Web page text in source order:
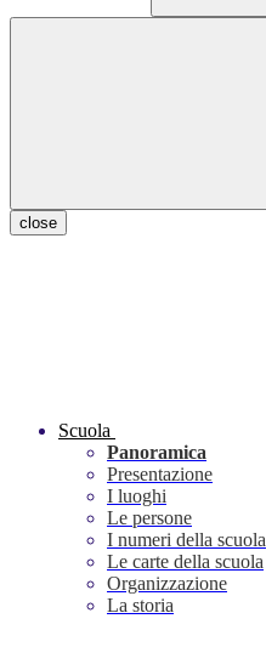
close
Scuola
Panoramica
Presentazione
I luoghi
Le persone
I numeri della scuola
Le carte della scuola
Organizzazione
La storia